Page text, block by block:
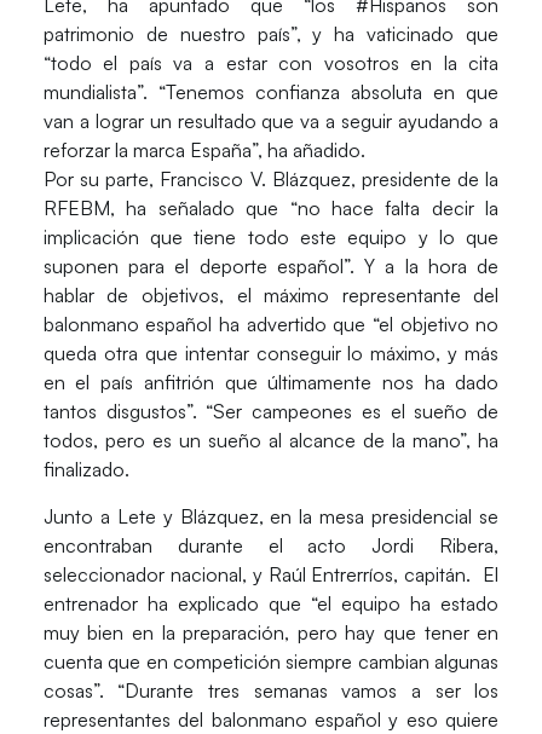
Lete, ha apuntado que “los #Hispanos son
patrimonio de nuestro país”, y ha vaticinado que
“todo el país va a estar con vosotros en la cita
mundialista”. “Tenemos confianza absoluta en que
van a lograr un resultado que va a seguir ayudando a
reforzar la marca España”, ha añadido.
Por su parte, Francisco V. Blázquez, presidente de la
RFEBM, ha señalado que “no hace falta decir la
implicación que tiene todo este equipo y lo que
suponen para el deporte español”. Y a la hora de
hablar de objetivos, el máximo representante del
balonmano español ha advertido que “el objetivo no
queda otra que intentar conseguir lo máximo, y más
en el país anfitrión que últimamente nos ha dado
tantos disgustos”. “Ser campeones es el sueño de
todos, pero es un sueño al alcance de la mano”, ha
finalizado.
Junto a Lete y Blázquez, en la mesa presidencial se
encontraban durante el acto Jordi Ribera,
seleccionador nacional, y Raúl Entrerríos, capitán. El
entrenador ha explicado que “el equipo ha estado
muy bien en la preparación, pero hay que tener en
cuenta que en competición siempre cambian algunas
cosas”. “Durante tres semanas vamos a ser los
representantes del balonmano español y eso quiere